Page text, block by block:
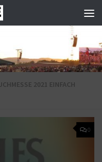
2021 EINFACH
0